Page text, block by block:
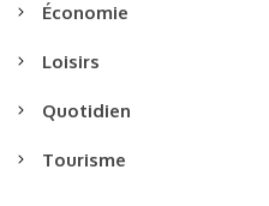
Économie
Loisirs
Quotidien
Tourisme